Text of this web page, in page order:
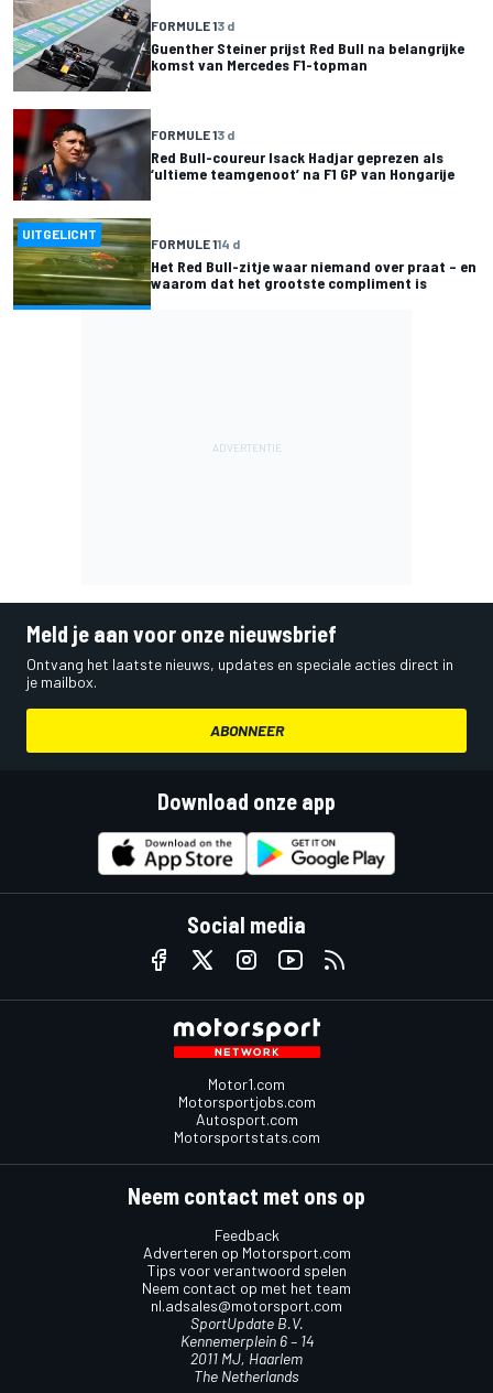
FORMULE 13 d
Guenther Steiner prijst Red Bull na belangrijke
komst van Mercedes F1-topman
FORMULE 13 d
Red Bull-coureur Isack Hadjar geprezen als
‘ultieme teamgenoot’ na F1 GP van Hongarije
UITGELICHT
FORMULE 114 d
Het Red Bull-zitje waar niemand over praat – en
waarom dat het grootste compliment is
Meld je aan voor onze nieuwsbrief
Ontvang het laatste nieuws, updates en speciale acties direct in
je mailbox.
ABONNEER
Download onze app
Social media
Motor1.com
Motorsportjobs.com
Autosport.com
Motorsportstats.com
Neem contact met ons op
Feedback
Adverteren op Motorsport.com
Tips voor verantwoord spelen
Neem contact op met het team
nl.adsales@motorsport.com
SportUpdate B.V.
Kennemerplein 6 – 14
2011 MJ, Haarlem
The Netherlands